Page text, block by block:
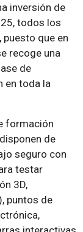
inversión de
todos los
que en
recoge una
de
en toda la
formación
de
seguro con
testar
3D,
puntos de